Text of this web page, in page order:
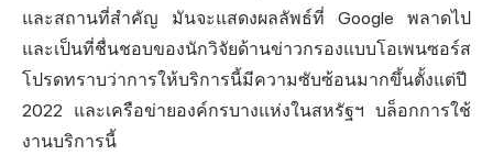
และสถานที่สำคัญ มันจะแสดงผลลัพธ์ที่ Google พลาดไป
และเป็นที่ชื่นชอบของนักวิจัยด้านข่าวกรองแบบโอเพนซอร์ส
โปรดทราบว่าการให้บริการนี้มีความซับซ้อนมากขึ้นตั้งแต่ปี
2022 และเครือข่ายองค์กรบางแห่งในสหรัฐฯ บล็อกการใช้
งานบริการนี้